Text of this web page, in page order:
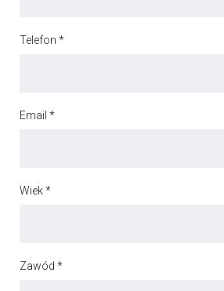
Telefon *
Email *
Wiek *
Zawód *